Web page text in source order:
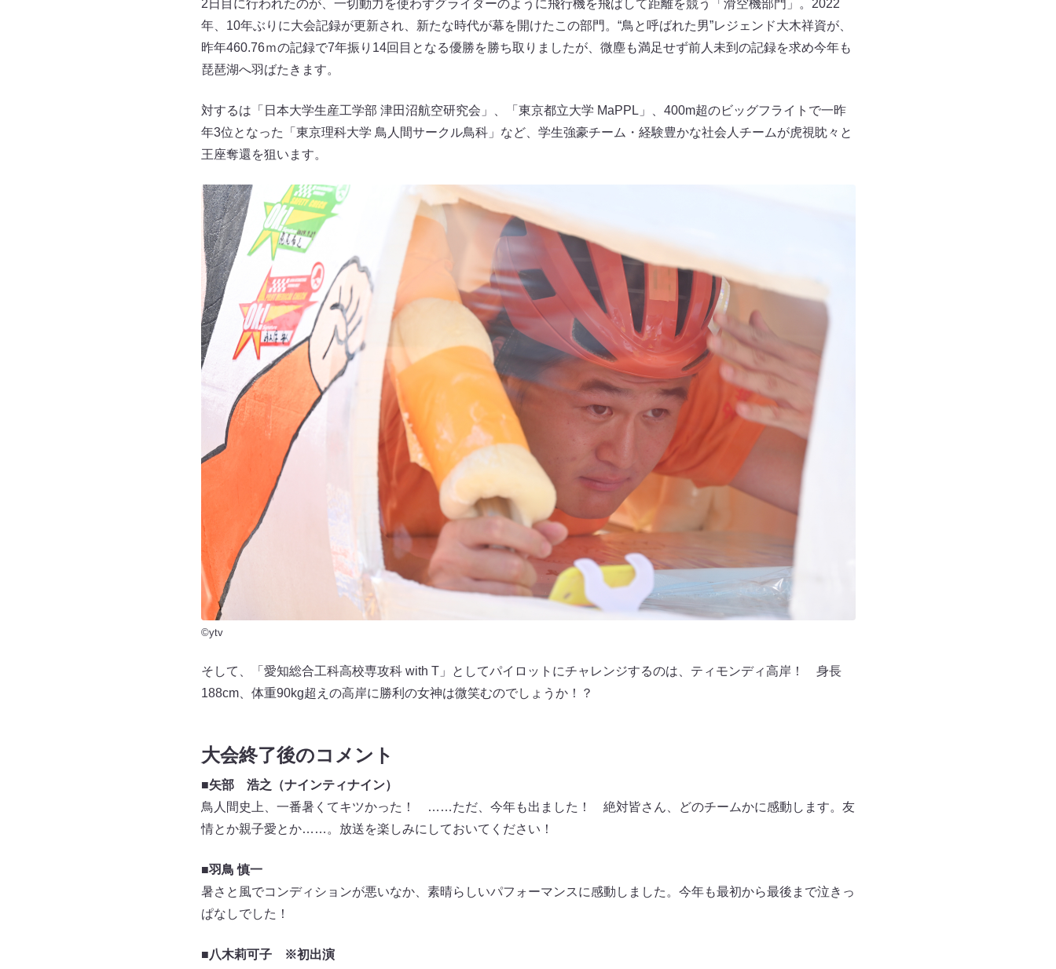
2日目に行われたのが、一切動力を使わずグライダーのように飛行機を飛ばして距離を競う「滑空機部門」。2022
年、10年ぶりに大会記録が更新され、新たな時代が幕を開けたこの部門。“鳥と呼ばれた男”レジェンド大木祥資が、
昨年460.76ｍの記録で7年振り14回目となる優勝を勝ち取りましたが、微塵も満足せず前人未到の記録を求め今年も
琵琶湖へ羽ばたきます。
対するは「日本大学生産工学部 津田沼航空研究会」、「東京都立大学 MaPPL」、400m超のビッグフライトで一昨
年3位となった「東京理科大学 鳥人間サークル鳥科」など、学生強豪チーム・経験豊かな社会人チームが虎視眈々と
王座奪還を狙います。
©ytv
そして、「愛知総合工科高校専攻科 with T」としてパイロットにチャレンジするのは、ティモンディ高岸！ 身長
188cm、体重90kg超えの高岸に勝利の女神は微笑むのでしょうか！？
大会終了後のコメント
■矢部 浩之（ナインティナイン）
鳥人間史上、一番暑くてキツかった！ ……ただ、今年も出ました！ 絶対皆さん、どのチームかに感動します。友
情とか親子愛とか……。放送を楽しみにしておいてください！
■羽鳥 慎一
暑さと風でコンディションが悪いなか、素晴らしいパフォーマンスに感動しました。今年も最初から最後まで泣きっ
ぱなしでした！
■八木莉可子 ※初出演